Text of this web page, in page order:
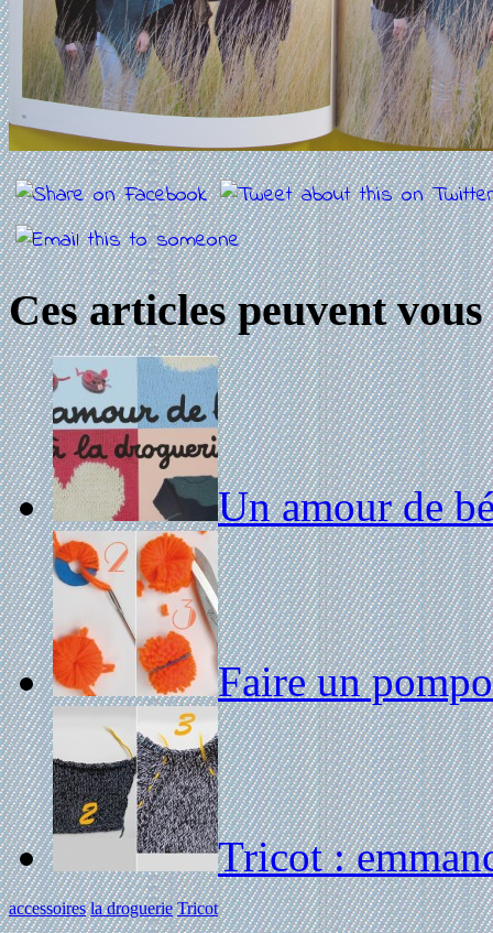
Ces articles peuvent
Un amour de
Faire un
Tricot :
accessoires la droguerie Tricot